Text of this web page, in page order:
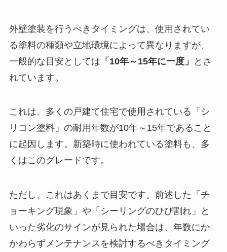
外壁塗装を行うべきタイミングは、使用されてい
る塗料の種類や立地環境によって異なりますが、
一般的な目安としては 「10年～15年に一度」
とさ
れています。
これは、多くの戸建て住宅で使用されている「シ
リコン塗料」の耐用年数が10年～15年であること
に起因します。新築時に使われている塗料も、多
くはこのグレードです。
ただし、これはあくまで目安です。前述した「チ
ョーキング現象」や「シーリングのひび割れ」と
いった劣化のサインが見られた場合は、年数にか
かわらずメンテナンスを検討するべきタイミング